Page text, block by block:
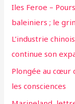
Iles Feroe –
baleiniers ; le
L’industrie
continue son
Plongée au cœur
les consciences